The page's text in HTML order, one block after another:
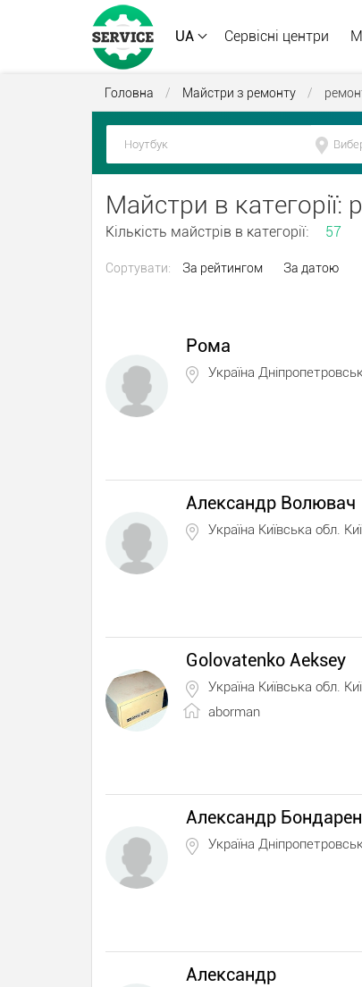
UA Сервісні центри
Головна / Майстри з ремонту /
Майстри в
Кількість майстрів в категорії: 57
Сортувати: За рейтингом За датою
Рома
Україна
Александр Волювач
Україна Київська обл.
Golovatenko Aeksey
Україна Київська обл.
aborman
Александр
Україна
Александр